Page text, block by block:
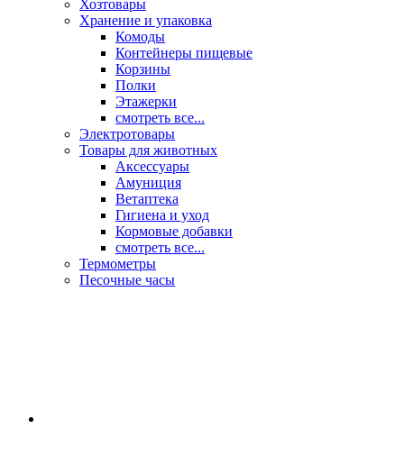
Хозтовары
Хранение и упаковка
Комоды
Контейнеры пищевые
Корзины
Полки
Этажерки
смотреть все...
Электротовары
Товары для животных
Аксессуары
Амуниция
Ветаптека
Гигиена и уход
Кормовые добавки
смотреть все...
Термометры
Песочные часы